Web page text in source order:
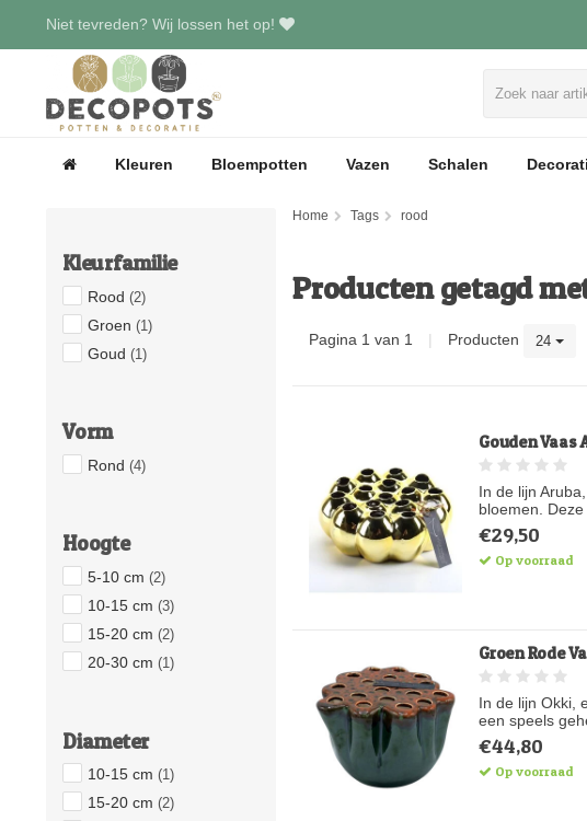
Niet tevreden? Wij lossen het op!
Kleuren Bloempotten Vazen Schalen
Kleurfamilie
Rood (2)
Groen (1)
Goud (1)
Vorm
Rond (4)
Hoogte
5-10 cm (2)
10-15 cm (3)
15-20 cm (2)
20-30 cm (1)
Diameter
10-15 cm (1)
15-20 cm (2)
Home Tags rood
Producten getagd
Pagina 1 van 1 | Producten 24
Gouden Vaas
In de lijn
bloemen.
€29,50
Op voorraad
Groen Rode
In de lijn Okki,
een speels
€44,80
Op voorraad